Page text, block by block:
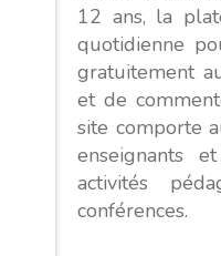
12 ans, la
quotidienne
gratuitement
et de
site comporte
enseignants
activités
conférences.